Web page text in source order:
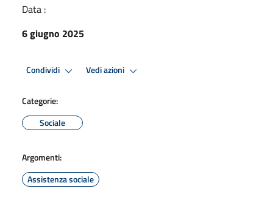
Data :
6 giugno 2025
Condividi Vedi azioni
Categorie:
Sociale
Argomenti:
Assistenza sociale